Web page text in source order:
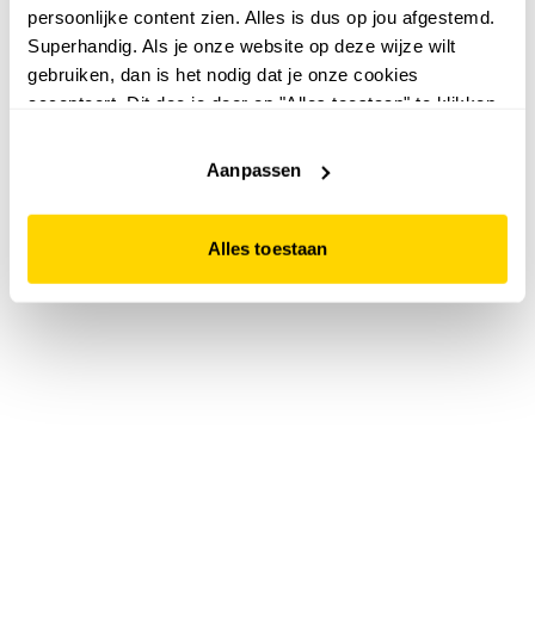
persoonlijke content zien. Alles is dus op jou afgestemd.
Superhandig. Als je onze website op deze wijze wilt
gebruiken, dan is het nodig dat je onze cookies
accepteert. Dit doe je door op "Alles toestaan" te klikken.
website niet optimaal functioneert.
Aanpassen
Alles toestaan